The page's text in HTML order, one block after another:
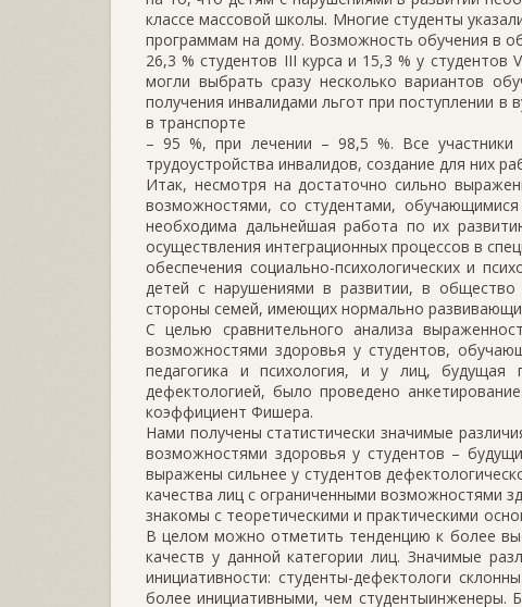
классе массовой школы. Многие студенты
программам на дому. Возможность обучения в
26,3 % студентов III курса и 15,3 % у
могли выбрать сразу несколько вариантов
получения инвалидами льгот при поступлении в
в транспорте
– 95 %, при лечении – 98,5 %. Все участники
трудоустройства инвалидов, создание для них
Итак, несмотря на достаточно сильно
возможностями, со студентами,
необходима дальнейшая работа по их
осуществления интеграционных процессов в
обеспечения социально-психологических и
детей с нарушениями в развитии, в общество
стороны семей, имеющих нормально
С целью сравнительного анализа
возможностями здоровья у студентов,
педагогика и психология, и у лиц, будущая
дефектологией, было проведено
коэффициент Фишера.
Нами получены статистически значимые
возможностями здоровья у студентов –
выражены сильнее у студентов
качества лиц с ограниченными возможностями
знакомы с теоретическими и практическими
В целом можно отметить тенденцию к более
качеств у данной категории лиц. Значимые
инициативности: студенты-дефектологи
более инициативными, чем студентыинженеры.